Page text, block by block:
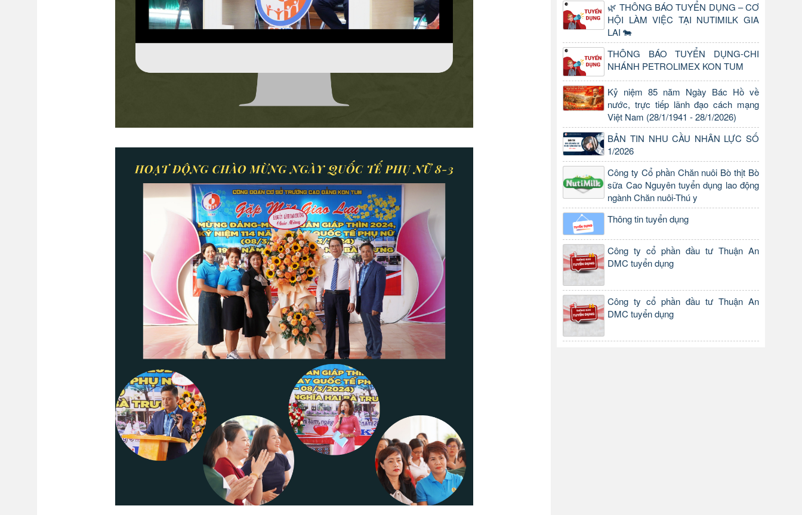
🌿 THÔNG BÁO TUYỂN DỤNG – CƠ
HỘI LÀM VIỆC TẠI NUTIMILK GIA
LAI 🐄
THÔNG BÁO TUYỂN DỤNG-CHI
NHÁNH PETROLIMEX KON TUM
Kỷ niệm 85 năm Ngày Bác Hồ về
nước, trực tiếp lãnh đạo cách mạng
Việt Nam (28/1/1941 - 28/1/2026)
BẢN TIN NHU CẦU NHÂN LỰC SỐ
1/2026
Công ty Cổ phần Chăn nuôi Bò thịt Bò
sữa Cao Nguyên tuyển dụng lao động
ngành Chăn nuôi-Thú y
Thông tin tuyển dụng
Công ty cổ phần đầu tư Thuận An
DMC tuyển dụng
Công ty cổ phần đầu tư Thuận An
DMC tuyển dụng